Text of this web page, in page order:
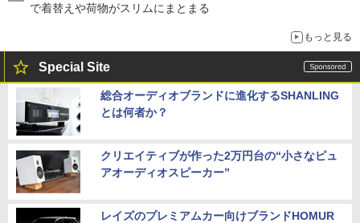
で着替えや荷物がスリムにまとまる
もっと見る
Special Site
総合オーディオブランドに進化するSHANLING
とは何者か？
クリエイティブが作った2万円台の“小さなピュ
アオーディオスピーカー”
レイズのプレミアムカー向けブランドHOMUR